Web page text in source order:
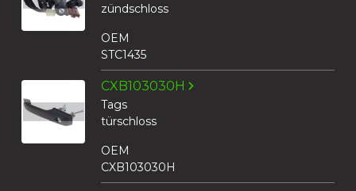
zündschloss
OEM
STC1435
CXB103030H
Tags
türschloss
OEM
CXB103030H